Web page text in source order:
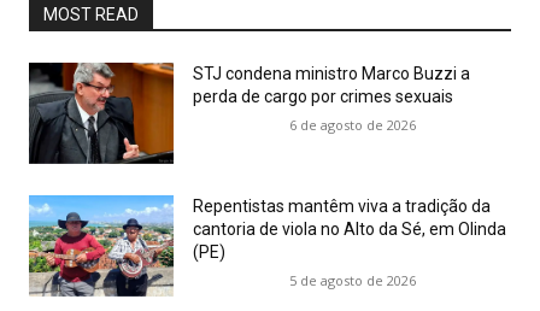
MOST READ
STJ condena ministro Marco Buzzi a
perda de cargo por crimes sexuais
6 de agosto de 2026
Repentistas mantêm viva a tradição da
cantoria de viola no Alto da Sé, em Olinda
(PE)
5 de agosto de 2026